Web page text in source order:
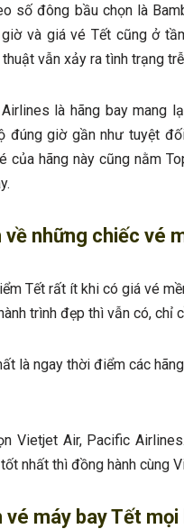
số đông bầu chọn là
và giá vé Tết cũng ở
vẫn xảy ra tình trạng trễ
là hãng bay mang
đúng giờ gần như tuyệt
hãng này cũng nằm
về những chiếc vé
Tết rất ít khi có giá vé
trình đẹp thì vẫn có, chỉ
là ngay thời điểm các
Vietjet Air, Pacific
nhất thì đồng hành cùng
máy bay Tết mọi